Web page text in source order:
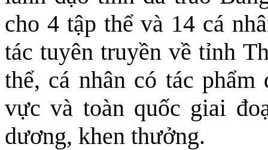
cho 4 tập thể và 14 cá
tác tuyên truyền về tỉnh
thể, cá nhân có tác
vực và toàn quốc giai
dương, khen thưởng.